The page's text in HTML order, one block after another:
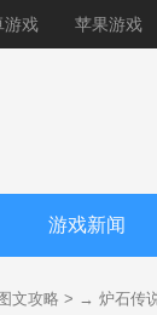
游戏 苹果游戏
游戏新闻
图文攻略 > → 炉石传